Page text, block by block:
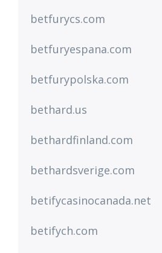
betfurycs.com
betfuryespana.com
betfurypolska.com
bethard.us
bethardfinland.com
bethardsverige.com
betifycasinocanada.net
betifych.com